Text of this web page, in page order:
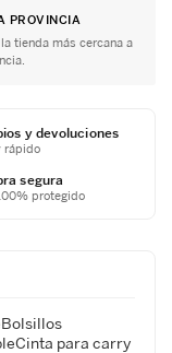
PROVINCIA
la tienda más cercana a
y devoluciones
rápido
segura
protegido
para carry